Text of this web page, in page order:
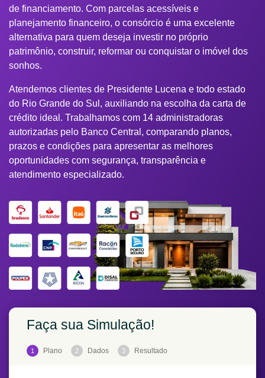
de financiamento. Com parcelas acessíveis e
planejamento financeiro, o consórcio é uma excelente
alternativa para quem deseja investir no próprio
patrimônio, construir, reformar ou conquistar o imóvel dos
sonhos.
Atendemos clientes de Presidente Lucena e todo estado
do Rio Grande do Sul, auxiliando na escolha da carta de
crédito ideal. Trabalhamos com 14 administradoras
autorizadas pelo Banco Central, comparando planos,
prazos e condições para apresentar as melhores
oportunidades com segurança, transparência e
atendimento especializado.
Faça sua Simulação!
1 Plano 2 Dados 3 Resultado